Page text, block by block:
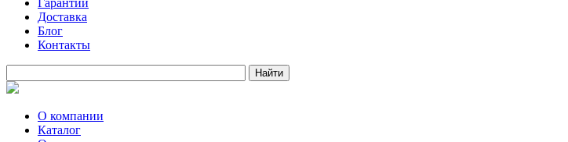
Гарантии
Доставка
Блог
Контакты
О компании
Каталог